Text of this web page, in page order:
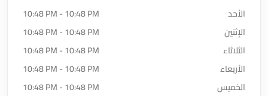
الأحد
10:48 PM - 10:48 PM
الإثنين
10:48 PM - 10:48 PM
الثلاثاء
10:48 PM - 10:48 PM
الأربعاء
10:48 PM - 10:48 PM
الخميس
10:48 PM - 10:48 PM